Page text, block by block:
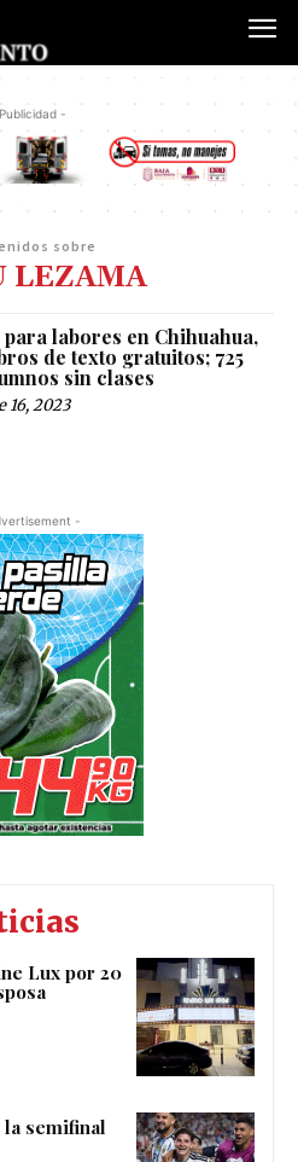
-
sobre
LEZAMA
para labores en Chihuahua,
de texto gratuitos; 725
sin clases
16, 2023
-
Lux por 20
la semifinal